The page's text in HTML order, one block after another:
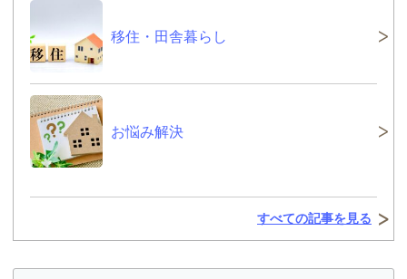
移住・田舎暮らし
お悩み解決
すべての記事を見る